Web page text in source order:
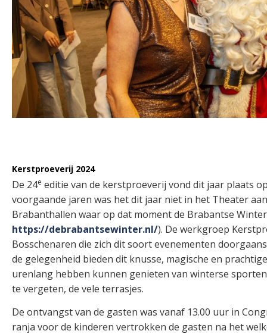
Kerstproeverij 2024
De 24e editie van de kerstproeverij vond dit jaar plaats
voorgaande jaren was het dit jaar niet in het Theater
Brabanthallen waar op dat moment de Brabantse
https://debrabantsewinter.nl/). De werkgroep
Bosschenaren die zich dit soort evenementen
de gelegenheid bieden dit knusse, magische en
urenlang hebben kunnen genieten van winterse
te vergeten, de vele terrasjes.
De ontvangst van de gasten was vanaf 13.00 uur in
ranja voor de kinderen vertrokken de gasten na het